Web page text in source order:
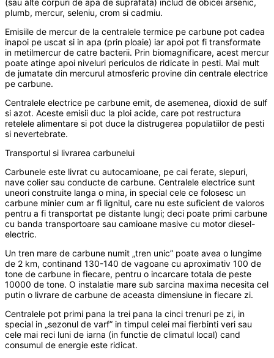
plumb, mercur, seleniu, crom si cadmiu.
Emisiile de mercur de la centralele termice pe carbune pot cadea
inapoi pe uscat si in apa (prin ploaie) iar apoi pot fi transformate
in metilmercur de catre bacterii. Prin biomagnificare, acest mercur
poate atinge apoi niveluri periculos de ridicate in pesti. Mai mult
de jumatate din mercurul atmosferic provine din centrale electrice
pe carbune.
Centralele electrice pe carbune emit, de asemenea, dioxid de sulf
si azot. Aceste emisii duc la ploi acide, care pot restructura
retelele alimentare si pot duce la distrugerea populatiilor de pesti
si nevertebrate.
Transportul si livrarea carbunelui
Carbunele este livrat cu autocamioane, pe cai ferate, slepuri,
nave colier sau conducte de carbune. Centralele electrice sunt
uneori construite langa o mina, in special cele ce folosesc un
carbune minier cum ar fi lignitul, care nu este suficient de valoros
pentru a fi transportat pe distante lungi; deci poate primi carbune
cu banda transportoare sau camioane masive cu motor diesel-
electric.
Un tren mare de carbune numit „tren unic” poate avea o lungime
de 2 km, continand 130-140 de vagoane cu aproximativ 100 de
tone de carbune in fiecare, pentru o incarcare totala de peste
10000 de tone. O instalatie mare sub sarcina maxima necesita cel
putin o livrare de carbune de aceasta dimensiune in fiecare zi.
Centralele pot primi pana la trei pana la cinci trenuri pe zi, in
special in „sezonul de varf” in timpul celei mai fierbinti veri sau
cele mai reci luni de iarna (in functie de climatul local) cand
consumul de energie este ridicat.